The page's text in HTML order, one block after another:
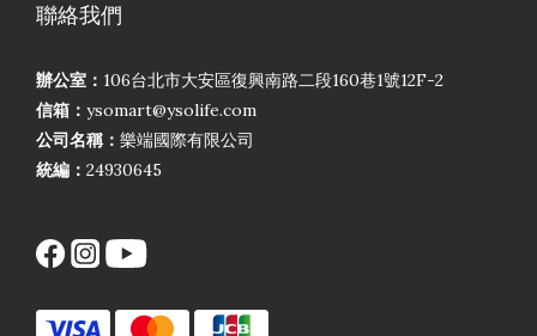
聯絡我們
辦公室： 106台北市大安區復興南路二段160巷1號12F-2
信箱： ysomart@ysolife.com
公司名稱： 樂端國際有限公司
統編： 24930645